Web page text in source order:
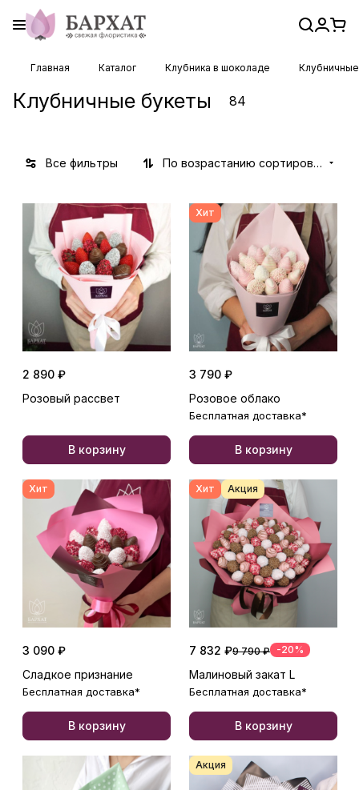
Главная Каталог Клубника в шоколаде
Клубничные букеты 84
Все фильтры По возрастанию сортировки
2 890 ₽
Розовый рассвет
В корзину
Хит
3 790 ₽
Розовое облако
Бесплатная доставка*
В корзину
Хит
3 090 ₽
Сладкое признание
Бесплатная доставка*
В корзину
Хит Акция
7 832 ₽9 790 ₽ -20%
Малиновый закат L
Бесплатная доставка*
В корзину
Акция